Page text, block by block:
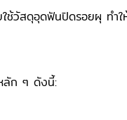
ช้วัสดุอุดฟันปิดรอยผุ ทำ
ลัก ๆ ดังนี้: